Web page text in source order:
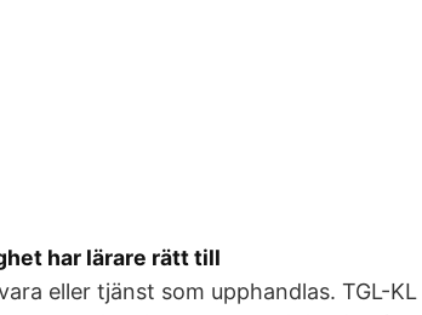
har lärare rätt till
eller tjänst som upphandlas. TGL-KL